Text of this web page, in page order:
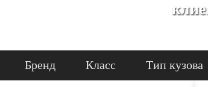
Бренд Класс Тип кузова